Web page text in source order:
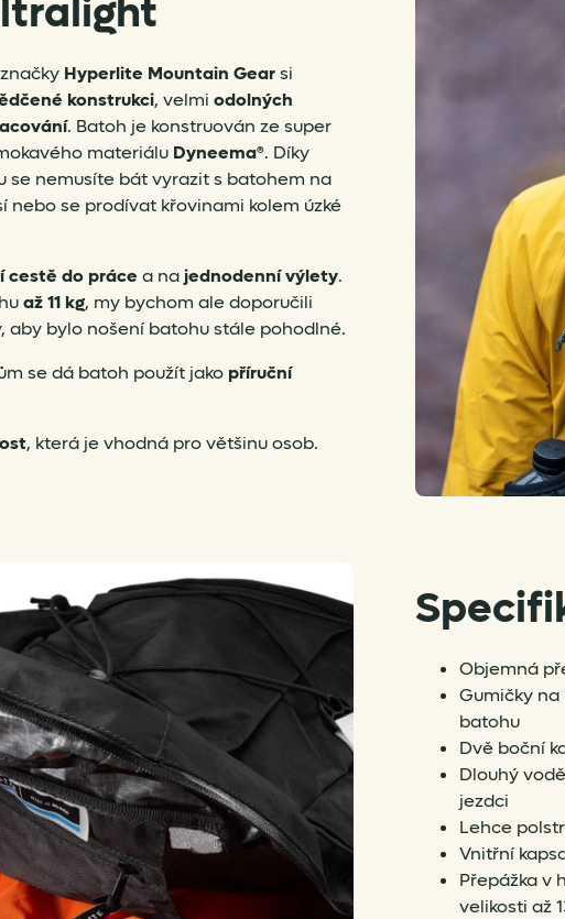
Hyperlite Mountain Gearsi
konstrukci, velmi odolných
. Batoh je konstruován ze super
materiálu Dyneema®. Díky
se nemusíte bát vyrazit s batohem na
nebo se prodívat křovinami kolem úzké
cestě do práce a najednodenní výlety.
až 11 kg, my bychom ale doporučili
aby bylo nošení batohu stále pohodlné.
se dá batoh použít jako příruční
, která je vhodná pro většinu osob.
Objemná
Gumičky
batohu
Dvě boční
Dlouhý
jezdci
Lehce
Vnitřní
Přepážka v
velikosti až